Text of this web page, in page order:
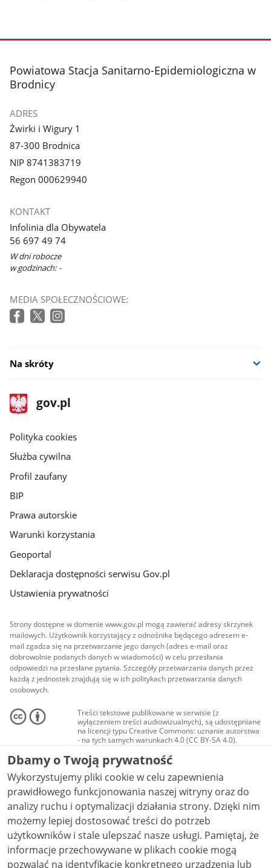
stopka
Powiatowa Stacja Sanitarno-Epidemiologiczna w
Brodnicy
ADRES
Żwirki i Wigury 1
87-300 Brodnica
NIP 8741383719
Regon 000629940
KONTAKT
Infolinia dla Obywatela
56 697 49 74
W dni robocze
w godzinach: -
MEDIA SPOŁECZNOŚCIOWE:
Na skróty
stopka
gov.pl
Strona
gov.pl
gov.pl
Polityka cookies
Służba cywilna
Profil zaufany
BIP
Prawa autorskie
Warunki korzystania
Geoportal
Deklaracja dostępności serwisu Gov.pl
Ustawienia prywatności
Strony dostępne w domenie www.gov.pl mogą zawierać adresy skrzynek
mailowych. Użytkownik korzystający z odnośnika będącego adresem e-
mail zgadza się na przetwarzanie jego danych (adres e-mail oraz
dobrowolnie podanych danych w wiadomości) w celu przesłania
odpowiedzi na przesłane pytania. Szczegóły przetwarzania danych przez
każdą z jednostek znajdują się w ich politykach przetwarzania danych
osobowych.
Treści tekstowe publikowane w serwisie (z
wyłączeniem treści audiowizualnych), są udostępniane
na licencji typu Creative Commons: uznanie autorstwa
- na tych samych warunkach 4.0 (CC BY-SA 4.0).
Materiały audiowizualne, w tym zdjęcia, materiały
audio i wideo, są udostępniane na licencji typu
Creative Commons: uznanie autorstwa użycie
niekomercyjne - bez utworów zależnych 4.0 (CC BY-
NC-ND 4.0), o ile nie jest to stwierdzone inaczej.
Dbamy o Twoją prywatność
Wykorzystujemy pliki cookie w celu zapewnienia
prawidłowego funkcjonowania naszej witryny oraz do
analizy ruchu i optymalizacji działania strony. Dzięki nim
możemy lepiej dostosować treści do potrzeb
użytkowników i stale ulepszać nasze usługi. Pamiętaj, że
informacje przechowywane w plikach cookie mogą
pozwalać na identyfikację konkretnego urządzenia lub